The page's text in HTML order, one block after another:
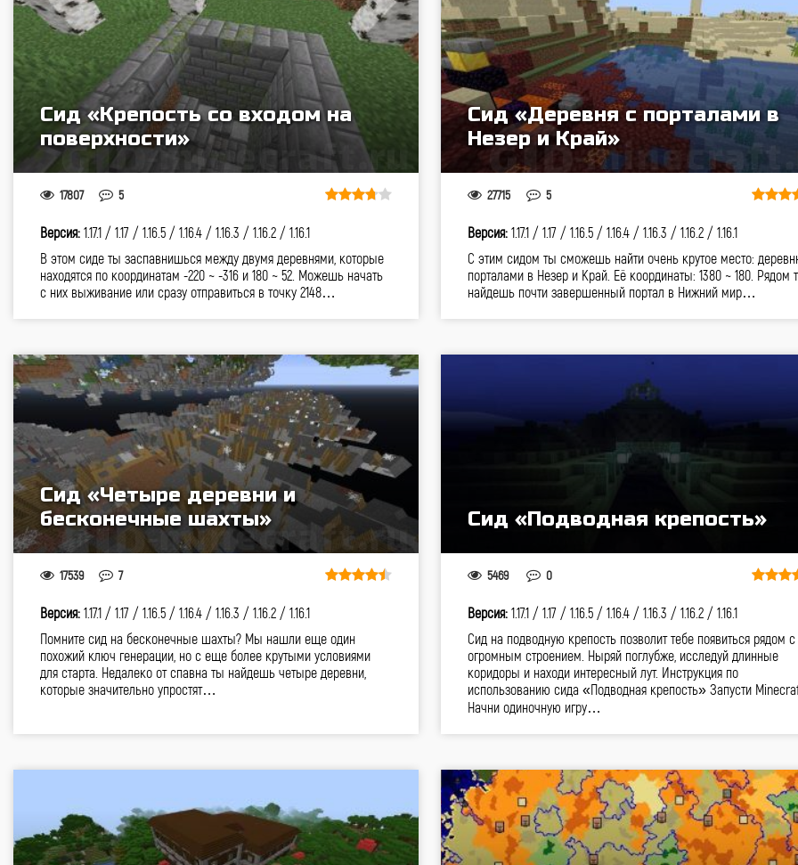
Cид «Крепость со входом на
поверхности»
17807 5
Версия: 1.17.1 / 1.17 / 1.16.5 / 1.16.4 / 1.16.3 / 1.16.2 / 1.16.1
В этом сиде ты заспавнишься между двумя деревнями, которые
находятся по координатам -220 ~ -316 и 180 ~ 52. Можешь начать
с них выживание или сразу отправиться в точку 2148…
Сид «Деревня с порталами в
Незер и Край»
27715 5
Версия:1.17.1 /1.17 /1.16.5 /1.16.4 /1.16.3 /1.16.2 /1.16.1
С этим сидом ты сможешь найти очень крутое место:
порталами в Незер и Край. Её координаты: 1380 ~ 180. Рядом
найдешь почти завершенный портал в Нижний мир…
Cид «Четыре деревни и
бесконечные шахты»
17539 7
Версия: 1.17.1 / 1.17 / 1.16.5 / 1.16.4 / 1.16.3 / 1.16.2 / 1.16.1
Помните сид на бесконечные шахты? Мы нашли еще один
похожий ключ генерации, но с еще более крутыми условиями
для старта. Недалеко от спавна ты найдешь четыре деревни,
которые значительно упростят…
Сид «Подводная крепость»
5469 0
Версия:1.17.1 /1.17 /1.16.5 /1.16.4 /1.16.3 /1.16.2 /1.16.1
Сид на подводную крепость позволит тебе появиться рядом с
огромным строением. Ныряй поглубже, исследуй длинные
коридоры и находи интересный лут. Инструкция по
использованию сида «Подводная крепость» Запусти
Начни одиночную игру…